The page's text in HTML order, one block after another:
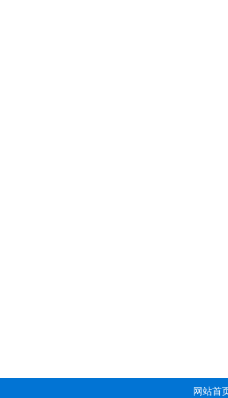
网站首